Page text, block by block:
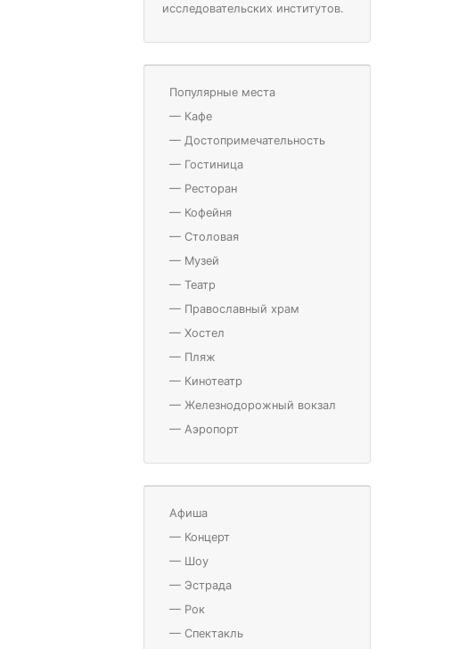
исследовательских институтов.
Популярные места
— Кафе
— Достопримечательность
— Гостиница
— Ресторан
— Кофейня
— Столовая
— Музей
— Театр
— Православный храм
— Хостел
— Пляж
— Кинотеатр
— Железнодорожный вокзал
— Аэропорт
Афиша
— Концерт
— Шоу
— Эстрада
— Рок
— Спектакль